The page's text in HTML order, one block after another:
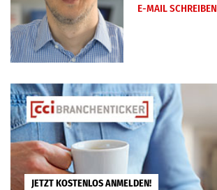
E-MAIL SCHREIBEN
JETZT KOSTENLOS ANMELDEN!